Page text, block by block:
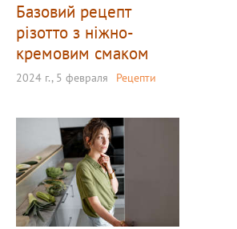
Базовий рецепт
різотто з ніжно-
кремовим смаком
2024 г., 5 февраля Рецепти